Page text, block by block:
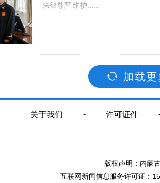
法律尊严 维护......
 加载更
关于我们 - 许可证件
版权声明：内蒙
互联网新闻信息服务许可证：